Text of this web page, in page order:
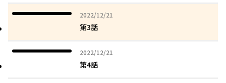
2022/12/21
2022年12月21日
第3話
2022/12/21
2022年12月21日
第4話